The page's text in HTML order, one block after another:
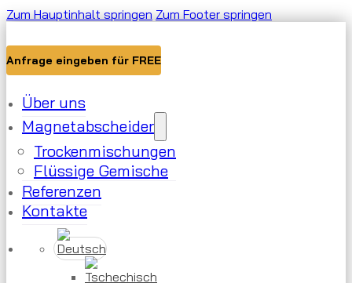
Zum Hauptinhalt springen Zum Footer springen
Anfrage eingeben für FREE
Über uns
Magnetabscheider
Trockenmischungen
Flüssige Gemische
Referenzen
Kontakte